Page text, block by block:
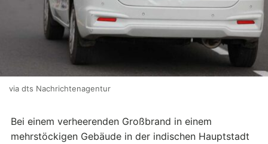
via dts Nachrichtenagentur
Bei einem verheerenden Großbrand in einem
mehrstöckigen Gebäude in der indischen Hauptstadt